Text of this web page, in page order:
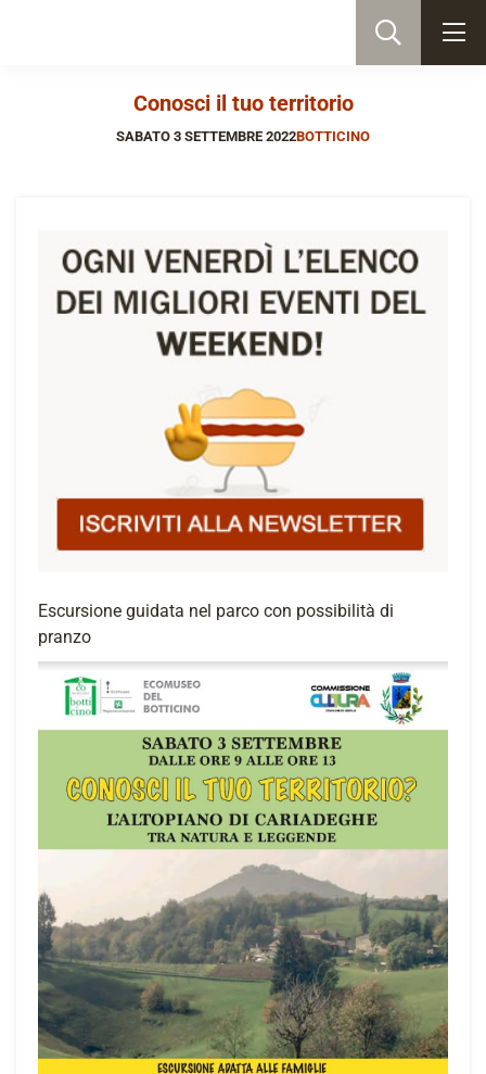
Conosci il tuo territorio
SABATO 3 SETTEMBRE 2022BOTTICINO
Escursione guidata nel parco con possibilità di
pranzo